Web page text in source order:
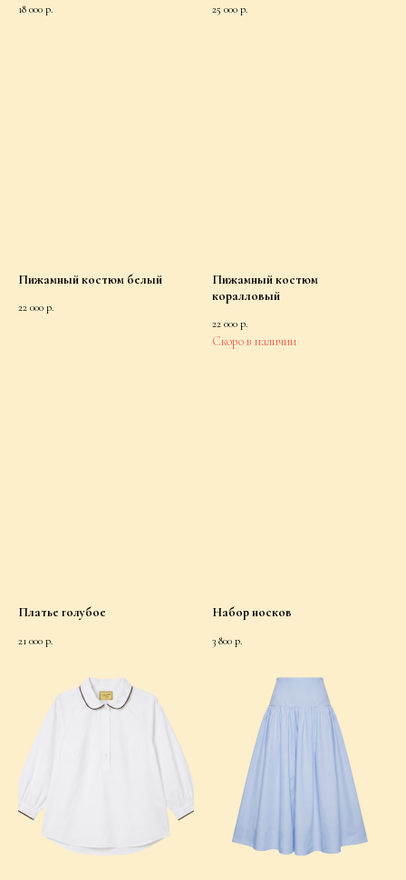
18 000 р. 25 000 р.
Пижамный костюм белый
22 000 р.
Пижамный костюм
коралловый
22 000 р.
Платье голубое
21 000 р.
Набор носков
3 800 р.